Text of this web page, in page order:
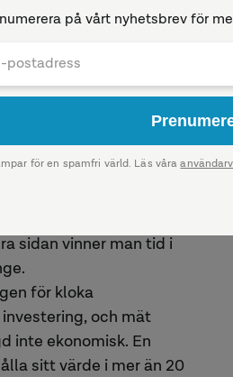
bortom dagens behov –
vara svårt. Ett knep
förändrats
flexibiliteten
krav ska kunna
processerna är att
planera för
sidan vinner man tid i
för kloka
och mät
inte ekonomisk. En
sitt värde i mer än 20